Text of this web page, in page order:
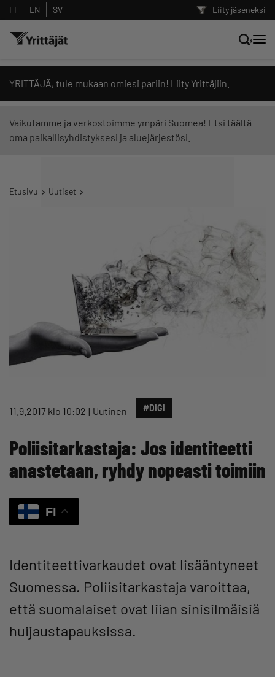
Liity jäseneksi
FI EN SV
YRITTÄJÄ, tule mukaan omiesi pariin! Liity Yrittäjiin
Vaikutamme ja verkostoimme ympäri Suomea! Etsi täältä
oma paikallisyhdistyksesi ja aluejärjestösi
Etusivu Uutiset
11.9.2017 klo 10:02 Uutinen #DIGI
Poliisitarkastaja: Jos identiteetti
anastetaan, ryhdy nopeasti toimiin
FI
Identiteettivarkaudet ovat lisääntyneet
Suomessa. Poliisitarkastaja varoittaa,
että suomalaiset ovat liian sinisilmäisiä
huijaustapauksissa.
Hae sivustolta tai kysy suoraan
Yrittäjien tekoälyltä
Suodata hakutuloksia: näytä kaikki sisältö